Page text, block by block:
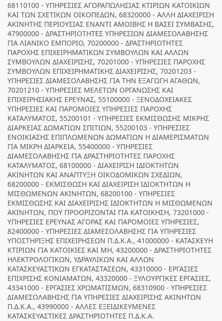
68110100 - ΥΠΗΡΕΣΙΕΣ ΑΓΟΡΑΠΩΛΗΣΙΑΣ ΚΤΙΡΙΩΝ ΚΑΤΟΙΚΙΩΝ
ΚΑΙ ΤΩΝ ΣΧΕΤΙΚΩΝ ΟΙΚΟΠΕΔΩΝ, 68320000 - ΑΛΛΗ ΔΙΑΧΕΙΡΙΣΗ
ΑΚΙΝΗΤΗΣ ΠΕΡΙΟΥΣΙΑΣ ΕΝΑΝΤΙ ΑΜΟΙΒΗΣ Η ΒΑΣΕΙ ΣΥΜΒΑΣΗΣ,
47900000 - ΔΡΑΣΤΗΡΙΟΤΗΤΕΣ ΥΠΗΡΕΣΙΩΝ ΔΙΑΜΕΣΟΛΑΒΗΣΗΣ
ΓΙΑ ΛΙΑΝΙΚΟ ΕΜΠΟΡΙΟ, 70200000 - ΔΡΑΣΤΗΡΙΟΤΗΤΕΣ
ΠΑΡΟΧΗΣ ΕΠΙΧΕΙΡΗΜΑΤΙΚΩΝ ΣΥΜΒΟΥΛΩΝ ΚΑΙ ΑΛΛΩΝ
ΣΥΜΒΟΥΛΩΝ ΔΙΑΧΕΙΡΙΣΗΣ, 70201000 - ΥΠΗΡΕΣΙΕΣ ΠΑΡΟΧΗΣ
ΣΥΜΒΟΥΛΩΝ ΕΠΙΧΕΙΡΗΜΑΤΙΚΗΣ ΔΙΑΧΕΙΡΙΣΗΣ, 70201203 -
ΥΠΗΡΕΣΙΕΣ ΔΙΑΜΕΣΟΛΑΒΗΣΗΣ ΓΙΑ ΤΗΝ ΕΞΑΓΩΓΗ ΑΓΑΘΩΝ,
70201210 - ΥΠΗΡΕΣΙΕΣ ΜΕΛΕΤΩΝ ΟΡΓΑΝΩΣΗΣ ΚΑΙ
ΕΠΙΧΕΙΡΗΣΙΑΚΗΣ ΕΡΕΥΝΑΣ, 55100000 - ΞΕΝΟΔΟΧΕΙΑΚΕΣ
ΥΠΗΡΕΣΙΕΣ ΚΑΙ ΠΑΡΟΜΟΙΕΣ ΥΠΗΡΕΣΙΕΣ ΠΑΡΟΧΗΣ
ΚΑΤΑΛΥΜΑΤΟΣ, 55200101 - ΥΠΗΡΕΣΙΕΣ ΕΚΜΙΣΘΩΣΗΣ ΜΙΚΡΗΣ
ΔΙΑΡΚΕΙΑΣ ΔΩΜΑΤΙΩΝ ΣΠΙΤΙΩΝ, 55200103 - ΥΠΗΡΕΣΙΕΣ
ΕΝΟΙΚΙΑΣΗΣ ΕΠΙΠΛΩΜΕΝΩΝ ΔΩΜΑΤΙΩΝ Η ΔΙΑΜΕΡΙΣΜΑΤΩΝ
ΓΙΑ ΜΙΚΡΗ ΔΙΑΡΚΕΙΑ, 55400000 - ΥΠΗΡΕΣΙΕΣ
ΔΙΑΜΕΣΟΛΑΒΗΣΗΣ ΓΙΑ ΔΡΑΣΤΗΡΙΟΤΗΤΕΣ ΠΑΡΟΧΗΣ
ΚΑΤΑΛΥΜΑΤΟΣ, 68100000 - ΔΙΑΧΕΙΡΙΣΗ ΙΔΙΟΚΤΗΤΩΝ
ΑΚΙΝΗΤΩΝ ΚΑΙ ΑΝΑΠΤΥΞΗ ΟΙΚΟΔΟΜΙΚΩΝ ΣΧΕΔΙΩΝ,
68200000 - ΕΚΜΙΣΘΩΣΗ ΚΑΙ ΔΙΑΧΕΙΡΙΣΗ ΙΔΙΟΚΤΗΤΩΝ Η
ΜΙΣΘΩΜΕΝΩΝ ΑΚΙΝΗΤΩΝ, 68200100 - ΥΠΗΡΕΣΙΕΣ
ΕΚΜΙΣΘΩΣΗΣ ΚΑΙ ΔΙΑΧΕΙΡΙΣΗΣ ΙΔΙΟΚΤΗΤΩΝ Η ΜΙΣΘΩΜΕΝΩΝ
ΑΚΙΝΗΤΩΝ, ΠΟΥ ΠΡΟΟΡΙΖΟΝΤΑΙ ΓΙΑ ΚΑΤΟΙΚΗΣΗ, 73201000 -
ΥΠΗΡΕΣΙΕΣ ΕΡΕΥΝΑΣ ΑΓΟΡΑΣ ΚΑΙ ΠΑΡΟΜΟΙΕΣ ΥΠΗΡΕΣΙΕΣ,
82400000 - ΥΠΗΡΕΣΙΕΣ ΔΙΑΜΕΣΟΛΑΒΗΣΗΣ ΓΙΑ ΥΠΗΡΕΣΙΕΣ
ΥΠΟΣΤΗΡΙΞΗΣ ΕΠΙΧΕΙΡΗΣΕΩΝ Π.Δ.Κ.Α., 41000000 - ΚΑΤΑΣΚΕΥΗ
ΚΤΙΡΙΩΝ ΓΙΑ ΚΑΤΟΙΚΙΕΣ ΚΑΙ ΜΗ, 43200000 - ΔΡΑΣΤΗΡΙΟΤΗΤΕΣ
ΗΛΕΚΤΡΟΛΟΓΙΚΩΝ, ΥΔΡΑΥΛΙΚΩΝ ΚΑΙ ΑΛΛΩΝ
ΚΑΤΑΣΚΕΥΑΣΤΙΚΩΝ ΕΓΚΑΤΑΣΤΑΣΕΩΝ, 43310000 - ΕΡΓΑΣΙΕΣ
ΕΠΙΧΡΙΣΗΣ ΚΟΝΙΑΜΑΤΩΝ, 43320000 - ΞΥΛΟΥΡΓΙΚΕΣ ΕΡΓΑΣΙΕΣ,
43341000 - ΕΡΓΑΣΙΕΣ ΧΡΩΜΑΤΙΣΜΩΝ, 68310900 - ΥΠΗΡΕΣΙΕΣ
ΔΙΑΜΕΣΟΛΑΒΗΣΗΣ ΓΙΑ ΥΠΗΡΕΣΙΕΣ ΔΙΑΧΕΙΡΙΣΗΣ ΑΚΙΝΗΤΩΝ
Π.Δ.Κ.Α., 43990000 - ΑΛΛΕΣ ΕΞΕΙΔΙΚΕΥΜΕΝΕΣ
ΚΑΤΑΣΚΕΥΑΣΤΙΚΕΣ ΔΡΑΣΤΗΡΙΟΤΗΤΕΣ Π.Δ.Κ.Α.